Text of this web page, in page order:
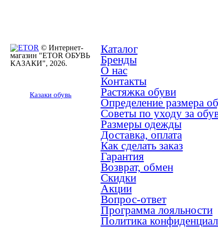
© Интернет-
магазин "ETOR ОБУВЬ
КАЗАКИ", 2026.
Казаки обувь
Каталог
Бренды
О нас
Контакты
Растяжка обуви
Определение размера
Советы по уходу за
Размеры одежды
Доставка, оплата
Как сделать заказ
Гарантия
Возврат, обмен
Скидки
Акции
Вопрос-ответ
Программа лояльности
Политика